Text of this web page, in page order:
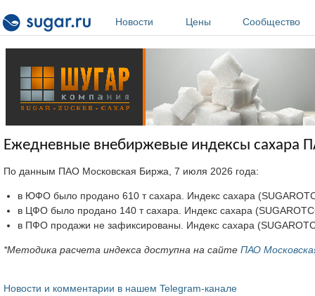
Новости
Цены Сообщество
Ежедневные внебиржевые индексы сахара
По данным ПАО Московская Биржа, 7 июля 2026 года:
в ЮФО было продано 610 т сахара. Индекс сахара
в ЦФО было продано 140 т сахара. Индекс сахара
в ПФО продажи не зафиксированы. Индекс сахара
*Методика расчета индекса доступна на сайте ПАО
Новости и комментарии в нашем Telegram-канале